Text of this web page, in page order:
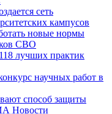
сеть
кампусов
новые нормы
СВО
лучших практик
научных работ в
способ защиты
Новости